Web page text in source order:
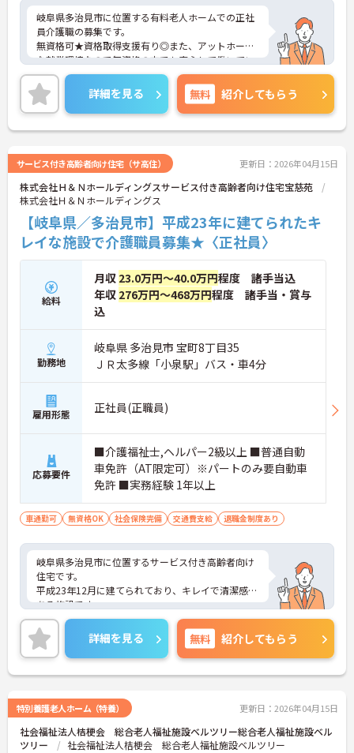
岐阜県多治見市に位置する有料老人ホームでの正社
員介護職の募集です。
無資格可★資格取得支援有り◎また、アットホーム
な就業環境なので無資格の方でも安心して働いてい
ただけます♪
ご興味をお持ちの方には詳細の情報や面接のポイン
トをお伝えしますのでお気軽にお問い合わせくださ
いませ。
詳細を見る 無料 紹介してもらう
サービス付き高齢者向け住宅（サ高住） 更新日：2026年04月15日
株式会社Ｈ＆Ｎホールディングスサービス付き高齢者向け住宅宝慈苑
株式会社Ｈ＆Ｎホールディングス
【岐阜県／多治見市】平成23年に建てられたキ
レイな施設で介護職員募集★〈正社員〉
給料
月収 23.0万円～40.0万円程度 諸手当込
年収 276万円～468万円程度 諸手当・賞与
込
勤務地
岐阜県 多治見市 宝町8丁目35
ＪＲ太多線「小泉駅」バス・車4分
雇用形態 正社員(正職員)
応募要件
■介護福祉士,ヘルパー2級以上 ■普通自動
車免許（AT限定可）※パートのみ要自動車
免許 ■実務経験 1年以上
車通勤可 無資格OK 社会保険完備 交通費支給 退職金制度あり
岐阜県多治見市に位置するサービス付き高齢者向け
住宅です。
平成23年12月に建てられており、キレイで清潔感の
ある施設です。
ご興味のある方は是非ご応募ください。
詳細を見る 無料 紹介してもらう
特別養護老人ホーム（特養） 更新日：2026年04月15日
社会福祉法人桔梗会 総合老人福祉施設ベルツリー総合老人福祉施設ベル
ツリー
社会福祉法人桔梗会 総合老人福祉施設ベルツリー